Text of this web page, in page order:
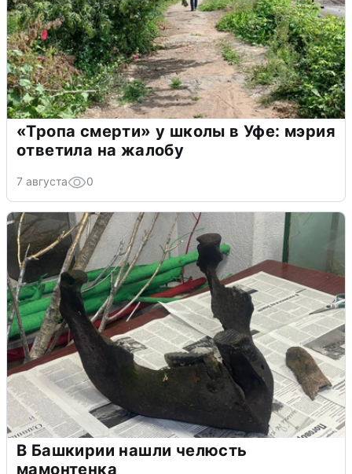
«Тропа смерти» у школы в Уфе: мэрия
ответила на жалобу
7 августа 0
В Башкирии нашли челюсть
мамонтенка